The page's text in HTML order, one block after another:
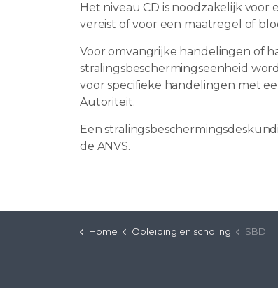
Het niveau CD is noodzakelijk
vereist of voor een maatregel of
Voor omvangrijke handelingen of
stralingsbeschermingseenheid
voor specifieke handelingen met
Autoriteit.
Een
de ANVS.
Home Opleiding en scholing SBD